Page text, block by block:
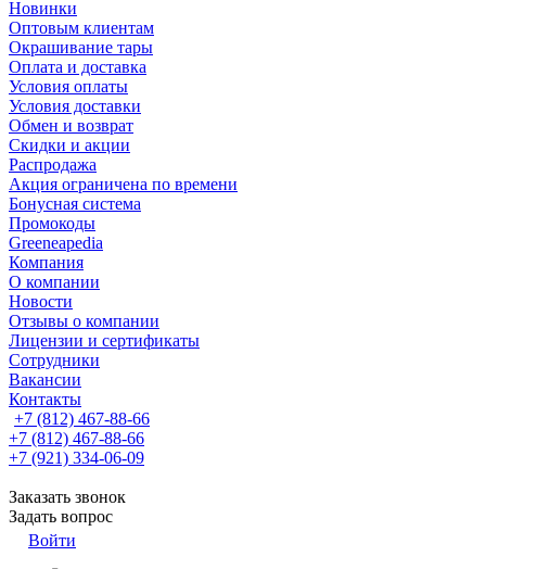
Новинки
Оптовым клиентам
Окрашивание тары
Оплата и доставка
Условия оплаты
Условия доставки
Обмен и возврат
Скидки и акции
Распродажа
Акция ограничена по времени
Бонусная система
Промокоды
Greeneapedia
Компания
О компании
Новости
Отзывы о компании
Лицензии и сертификаты
Сотрудники
Вакансии
Контакты
+7 (812) 467-88-66
+7 (812) 467-88-66
+7 (921) 334-06-09
Заказать звонок
Задать вопрос
Войти